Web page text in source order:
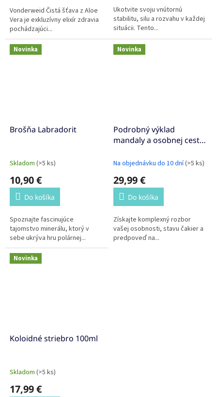
Vonderweid Čistá šťava z Aloe
Vera je exkluzívny elixír zdravia
pochádzajúci...
Ukotvite svoju vnútornú
stabilitu, silu a rozvahu v každej
situácii. Tento...
Novinka
Brošňa Labradorit
Skladom (>5 ks)
10,90 €
Do košíka
Spoznajte fascinujúce
tajomstvo minerálu, ktorý v
sebe ukrýva hru polárnej...
Novinka
Podrobný výklad
mandaly a osobnej cesty
Na objednávku do 10 dní(>5 ks)
29,99 €
Do košíka
Získajte komplexný rozbor
vašej osobnosti, stavu čakier a
predpoveď na...
Novinka
Koloidné striebro 100ml
Skladom (>5 ks)
17,99 €